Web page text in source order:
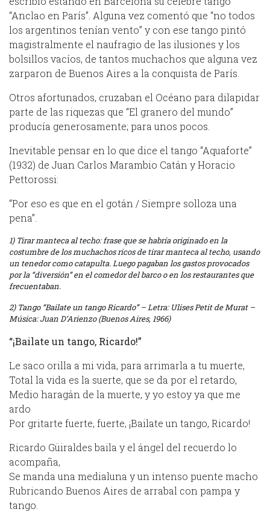
“Anclao en París”. Alguna vez comentó que “no todos
los argentinos tenían vento” y con ese tango pintó
magistralmente el naufragio de las ilusiones y los
bolsillos vacíos, de tantos muchachos que alguna vez
zarparon de Buenos Aires a la conquista de París.
Otros afortunados, cruzaban el Océano para dilapidar
parte de las riquezas que “El granero del mundo”
producía generosamente; para unos pocos.
Inevitable pensar en lo que dice el tango “Aquaforte”
(1932) de Juan Carlos Marambio Catán y Horacio
Pettorossi:
“Por eso es que en el gotán / Siempre solloza una
pena”.
1) Tirar manteca al techo: frase que se habría originado en la
costumbre de los muchachos ricos de tirar manteca al techo, usando
un tenedor como catapulta. Luego pagaban los gastos provocados
por la “diversión” en el comedor del barco o en los restaurantes que
frecuentaban.
2) Tango “Bailate un tango Ricardo” – Letra: Ulises Petit de Murat –
Música: Juan D’Arienzo (Buenos Aires, 1966)
“¡Bailate un tango, Ricardo!”
Le saco orilla a mi vida, para arrimarla a tu muerte,
Total la vida es la suerte, que se da por el retardo,
Medio haragán de la muerte, y yo estoy ya que me
ardo
Por gritarte fuerte, fuerte, ¡Bailate un tango, Ricardo!
Ricardo Güiraldes baila y el ángel del recuerdo lo
acompaña,
Se manda una medialuna y un intenso puente macho
Rubricando Buenos Aires de arrabal con pampa y
tango.